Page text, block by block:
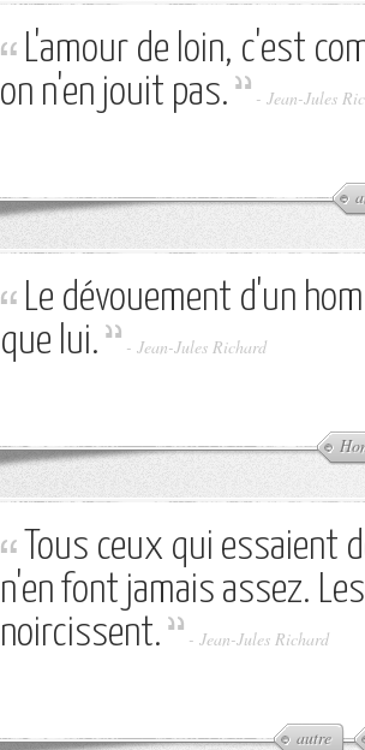
L'amour de loin, c'est
on n'en jouit pas.
- Jean-Jules
Le dévouement d'un
que lui.
- Jean-Jules Richard
Tous ceux qui essaient
n'en font jamais assez.
noircissent.
- Jean-Jules Richard
autre